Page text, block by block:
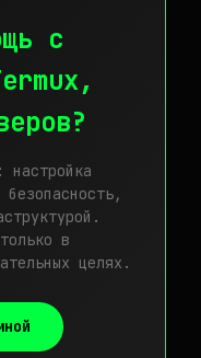
с
настройка
в
целях.